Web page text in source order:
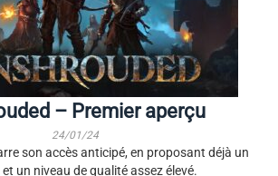
– Premier aperçu
24/01/24
son accès anticipé, en proposant déjà un
un niveau de qualité assez élevé.